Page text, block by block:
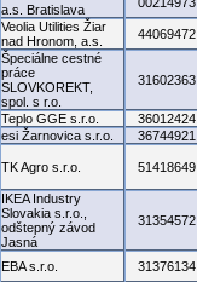
a.s. Bratislava
Veolia Utilities Žiar
nad Hronom, a.s.
44069472
Špeciálne cestné
práce
SLOVKOREKT,
spol. s r.o.
31602363
Teplo GGE s.r.o. 36012424
esi Žarnovica s.r.o. 36744921
TK Agro s.r.o. 51418649
IKEA Industry
Slovakia s.r.o.,
odštepný závod
Jasná
31354572
EBA s.r.o. 31376134